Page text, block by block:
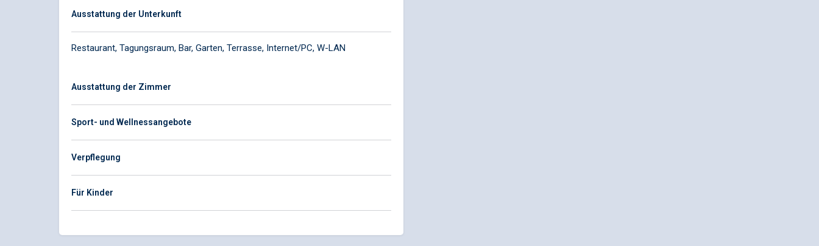
Ausstattung der Unterkunft
Restaurant, Tagungsraum, Bar, Garten, Terrasse, Internet/PC, W-LAN
Ausstattung der Zimmer
Sport- und Wellnessangebote
Verpflegung
Für Kinder